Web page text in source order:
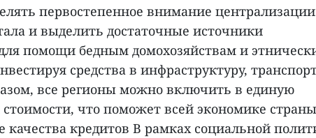
первостепенное внимание централизации
и выделить достаточные источники
помощи бедным домохозяйствам и
средства в инфраструктуру,
все регионы можно включить в единую
стоимости, что поможет всей экономике
кредитов В рамках социальной